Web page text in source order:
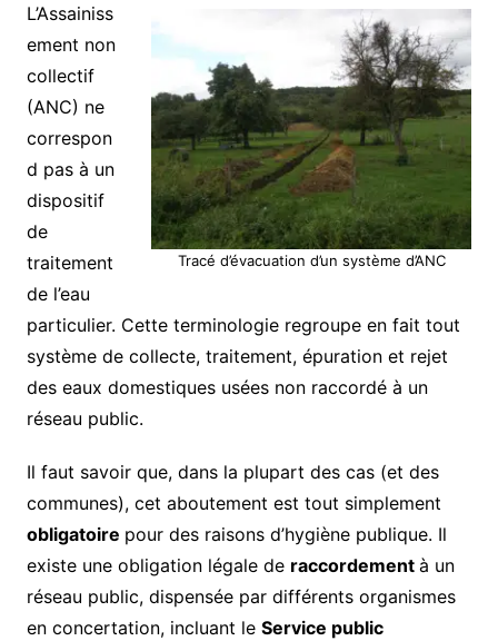
Tracé d’évacuation d’un système d’ANC
L’Assainiss
ement non
collectif
(ANC) ne
correspon
d pas à un
dispositif
de
traitement
de l’eau
particulier. Cette terminologie regroupe en fait tout
système de collecte, traitement, épuration et rejet
des eaux domestiques usées non raccordé à un
réseau public.
Il faut savoir que, dans la plupart des cas (et des
communes), cet aboutement est tout simplement
obligatoire pour des raisons d’hygiène publique. Il
existe une obligation légale de raccordement à un
réseau public, dispensée par différents organismes
en concertation, incluant le Service public